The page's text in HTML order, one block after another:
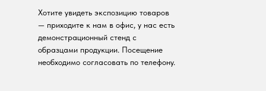
Хотите увидеть экспозицию товаров
— приходите к нам в офис, у нас есть
демонстрационный стенд с
образцами продукции. Посещение
необходимо согласовать по телефону.